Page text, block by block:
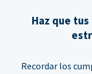
Haz que
Recordar los